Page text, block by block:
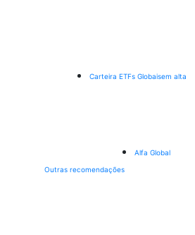
Carteira ETFs Globaisem alta
Alfa Global
Outras recomendações